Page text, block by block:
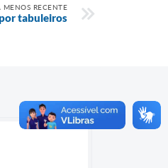
MENOS RECENTE
tabuleiros